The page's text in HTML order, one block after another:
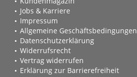
Jobs & Karriere
Impressum
Allgemeine Geschäftsbedingungen
Datenschutzerklärung
Widerrufsrecht
Vertrag widerrufen
Erklärung zur Barrierefreiheit